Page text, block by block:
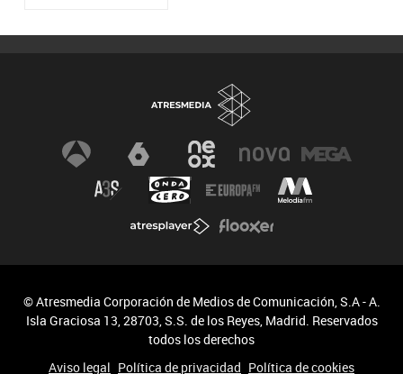
© Atresmedia Corporación de Medios de Comunicación, S.A - A.
Isla Graciosa 13, 28703, S.S. de los Reyes, Madrid. Reservados
todos los derechos
Aviso legal Política de privacidad Política de cookies